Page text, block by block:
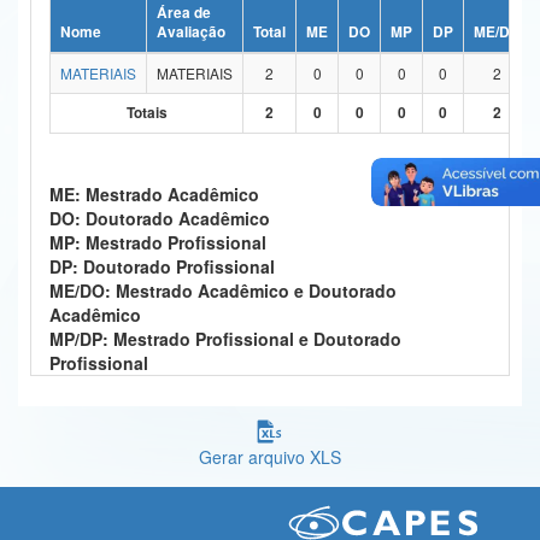
Ministério da Ciência, Tecnologia, Inovações e Comunicações
Ministério do Meio Ambiente
Controladoria-Geral da União
Ministério da Mulher, da Família e dos Direitos Humanos
Secretaria-Geral
Secretaria de Governo
Nome
Área de
Avaliação
Total ME DO MP DP
ME/DO
MATERIAIS
MATERIAIS 2 0 0 0 0
2
Totais
2 0 0 0 0 2
ME: Mestrado Acadêmico
DO: Doutorado Acadêmico
MP: Mestrado Profissional
DP: Doutorado Profissional
ME/DO: Mestrado Acadêmico e Doutorado
Acadêmico
MP/DP: Mestrado Profissional e Doutorado
Profissional
Gerar arquivo XLS